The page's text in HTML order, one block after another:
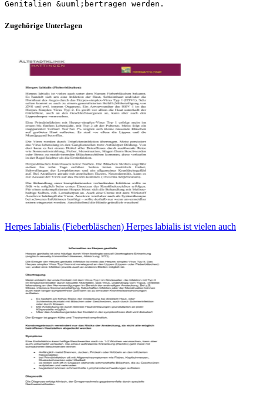
Zugehörige Unterlagen
Herpes Iabialis (Fieberbläschen) Herpes labialis ist vielen auch